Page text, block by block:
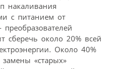
накаливания
с питанием от
сберечь около 20% всей
Около 40%
«старых»